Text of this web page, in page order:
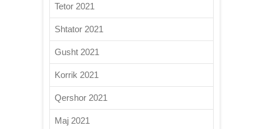
Tetor 2021
Shtator 2021
Gusht 2021
Korrik 2021
Qershor 2021
Maj 2021